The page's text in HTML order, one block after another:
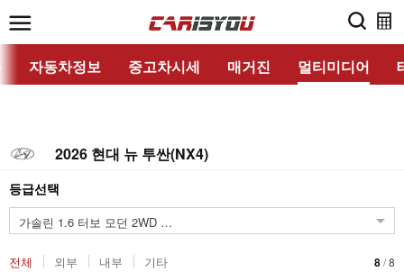
자동차정보 중고차시세 매거진 멀티미디어
2026 현대 뉴 투싼(NX4)
등급선택
가솔린 1.6 터보 모던 2WD
전체 외부 내부 기타 8/8